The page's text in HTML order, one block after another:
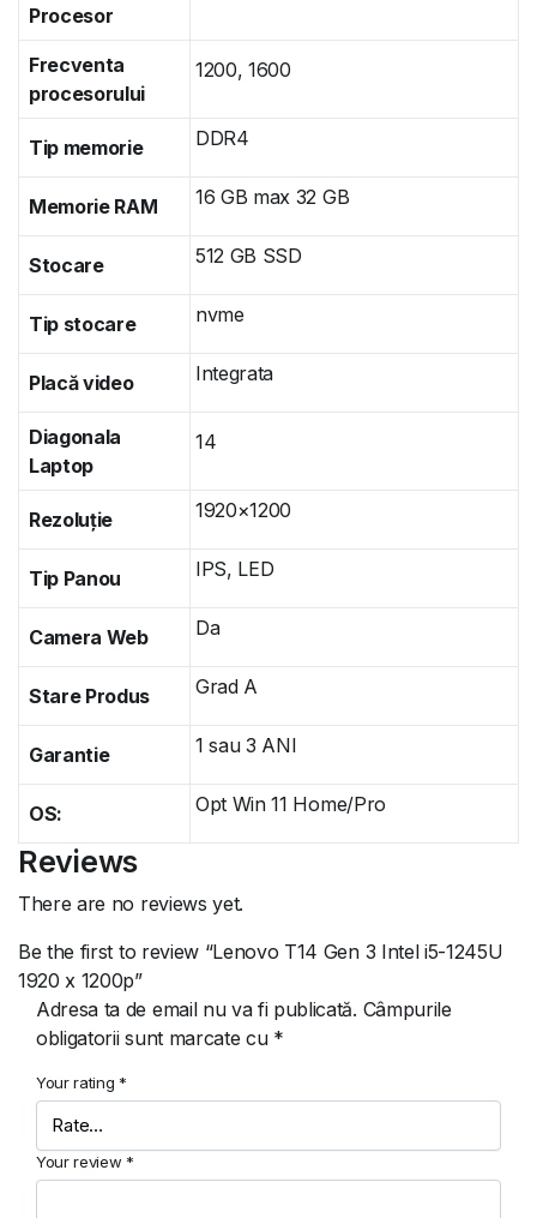
Procesor
Frecventa
procesorului
1200, 1600
Tip memorie DDR4
Memorie RAM 16 GB max 32 GB
Stocare 512 GB SSD
Tip stocare nvme
Placă video Integrata
Diagonala
Laptop
14
Rezoluție 1920×1200
Tip Panou IPS, LED
Camera Web Da
Stare Produs Grad A
Garantie 1 sau 3 ANI
OS: Opt Win 11 Home/Pro
Reviews
There are no reviews yet.
Be the first to review “Lenovo T14 Gen 3 Intel i5-1245U
1920 x 1200p”
Adresa ta de email nu va fi publicată. Câmpurile
obligatorii sunt marcate cu *
Your rating *
Your review *